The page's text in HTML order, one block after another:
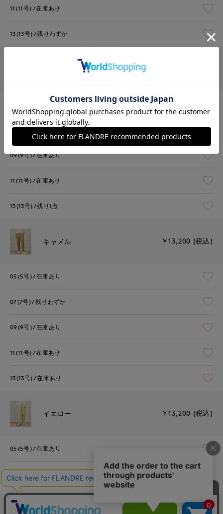
11(11号) 在庫あり
13(13号) 残りわずか
在庫あり
07(7号) 残りわずか
09(9号) 在庫あり
11(11号) 在庫あり
13(13号) 残り1点
キャメル ￥13,200 (税込)
05(5号) 在庫あり
07(7号) 残りわずか
09(9号) 在庫あり
11(11号) 在庫あり
13(13号) 在庫あり
イエロー ￥13,200 (税込)
05(5号) 在庫あり
07(7号) 在庫あり
09(9号)